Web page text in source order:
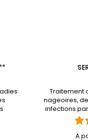
par
Traitement
nageoires,
infections